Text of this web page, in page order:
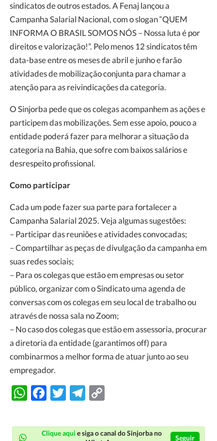
sindicatos de outros estados. A Fenaj lançou a
Campanha Salarial Nacional, com o slogan “QUEM
INFORMA O BRASIL SOMOS NÓS – Nossa luta é por
direitos e valorização!”. Pelo menos 12 sindicatos têm
data-base entre os meses de abril e junho e farão
atividades de mobilização conjunta para chamar a
atenção para as reivindicações da categoria.
O Sinjorba pede que os colegas acompanhem as ações e
participem das mobilizações. Sem esse apoio, pouco a
entidade poderá fazer para melhorar a situação da
categoria na Bahia, que sofre com baixos salários e
desrespeito profissional.
Como participar
Cada um pode fazer sua parte para fortalecer a
Campanha Salarial 2025. Veja algumas sugestões:
– Participar das reuniões e atividades convocadas;
– Compartilhar as peças de divulgação da campanha em
suas redes sociais;
– Para os colegas que estão em empresas ou setor
público, organizar com o Sindicato uma agenda de
conversas com os colegas em seu local de trabalho ou
através de nossa sala no Zoom;
– No caso dos colegas que estão em assessoria, procurar
a diretoria da entidade (garantimos off) para
combinarmos a melhor forma de atuar junto ao seu
empregador.
WhatsApp
Facebook
TwitterTelegram
Clique aqui e siga o canal do Sinjorba no
Seguir